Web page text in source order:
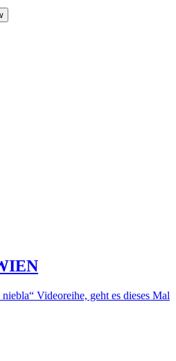
Videoreihe, geht es dieses Mal